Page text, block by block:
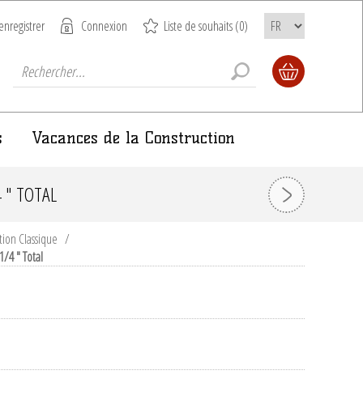
Connexion Liste de souhaits(0)
Vacances de la Construction
TOTAL
Classique /
4 " Total